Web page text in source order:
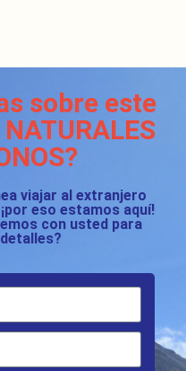
sobre este
viajar al extranjero
eso estamos aquí!
con usted para